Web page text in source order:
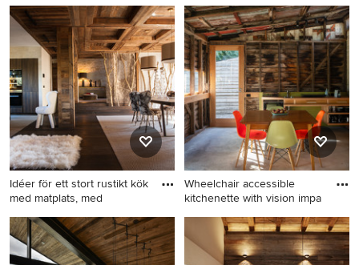
Idéer för mellanstora rustika
matplatser med öppen
planlösning, med vita väggar,
mellanmörkt trägolv och
brunt golv
Idéer för ett stort rustikt kök
med matplats, med
Idéer för ett stort rustikt kök
med matplats, med mörkt
trägolv
Wheelchair accessible
kitchenette with vision impa
Idéer för rustika matplatser